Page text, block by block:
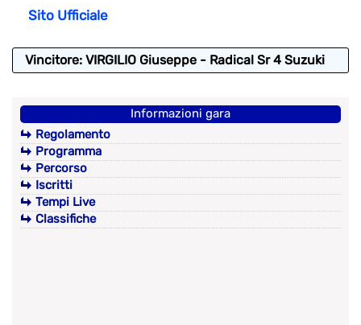
Sito Ufficiale
Vincitore: VIRGILIO Giuseppe - Radical Sr 4 Suzuki
Informazioni gara
Regolamento
Programma
Percorso
Iscritti
Tempi Live
Classifiche